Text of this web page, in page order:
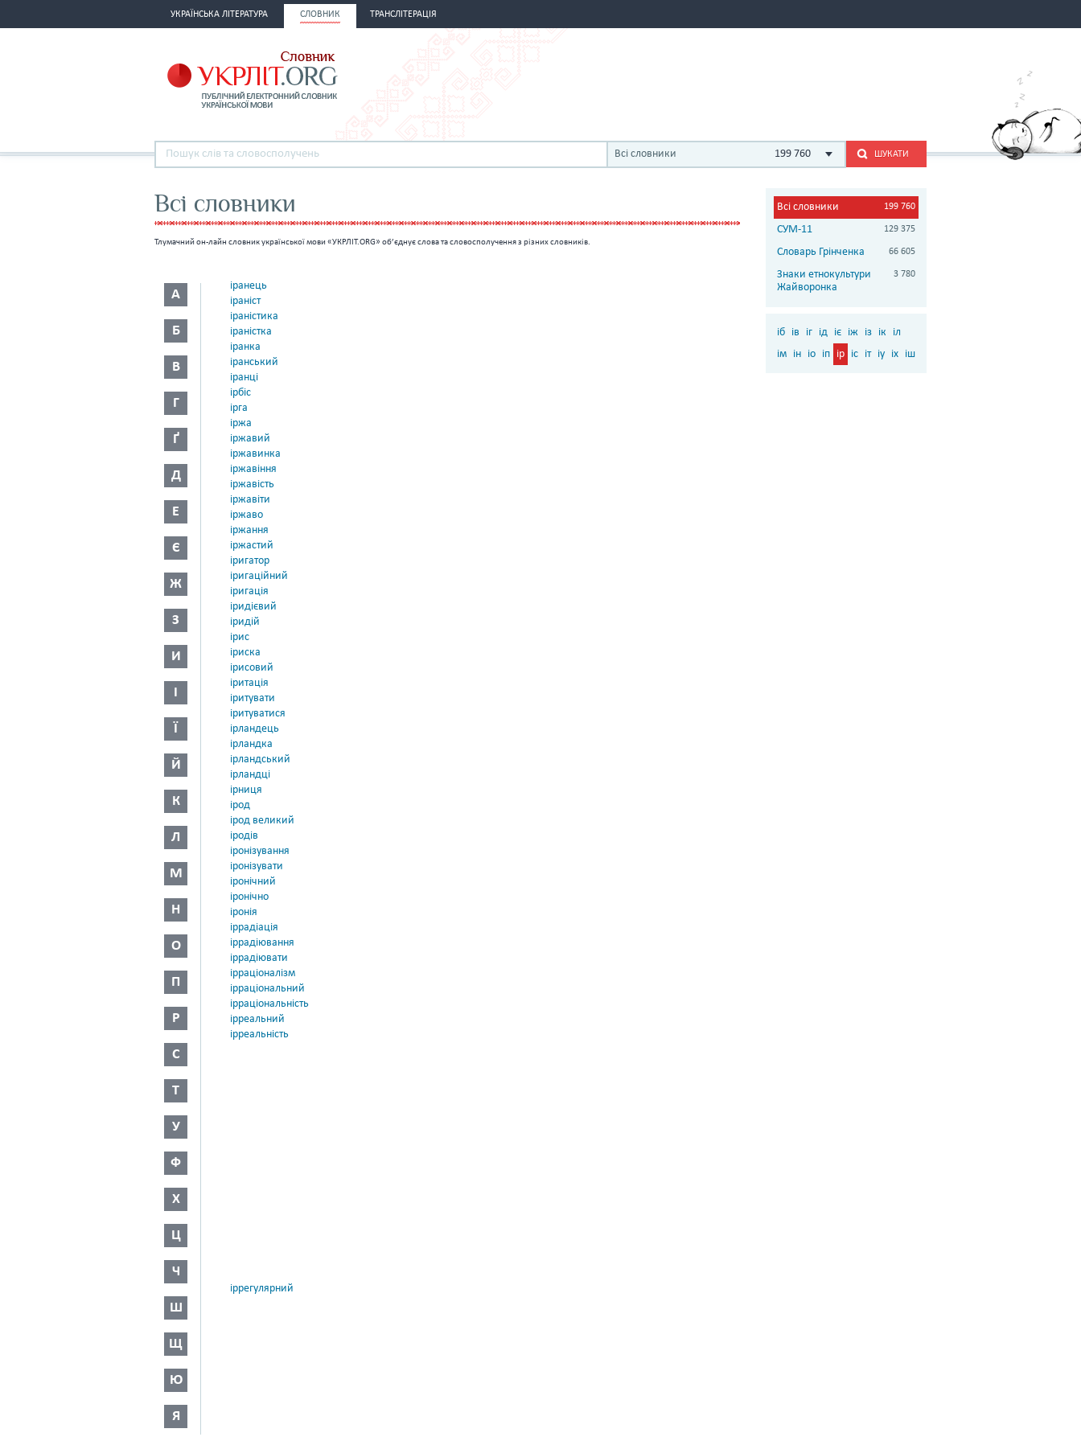
УКРАЇНСЬКА ЛІТЕРАТУРА СЛОВНИК ТРАНСЛІТЕРАЦІЯ
Всі словники 199 760 ШУКАТИ
Всі словники
Тлумачний он-лайн словник української мови «УКРЛІТ.ORG» об’єднує слова та словосполучення з різних словників.
А
Б
В
Г
Ґ
Д
Е
Є
Ж
З
И
І
Ї
Й
К
Л
М
Н
О
П
Р
С
Т
У
Ф
Х
Ц
Ч
Ш
Щ
Ю
Я
іранець
іраніст
іраністика
іраністка
іранка
іранський
іранці
ірбіс
ірга
іржа
іржавий
іржавинка
іржавіння
іржавість
іржавіти
іржаво
іржання
іржастий
іригатор
іригаційний
іригація
іридієвий
іридій
ірис
іриска
ірисовий
іритація
іритувати
іритуватися
ірландець
ірландка
ірландський
ірландці
ірниця
ірод
ірод великий
іродів
іронізування
іронізувати
іронічний
іронічно
іронія
іррадіація
іррадіювання
іррадіювати
ірраціоналізм
ірраціональний
ірраціональність
ірреальний
ірреальність
іррегулярний
Всі словники 199 760
СУМ-11 129 375
Словарь Грінченка 66 605
Знаки етнокультури
Жайворонка
3 780
іб ів іг ід іє іж із ік
іл
ім ін іо іп ір іс іт іу іх іш